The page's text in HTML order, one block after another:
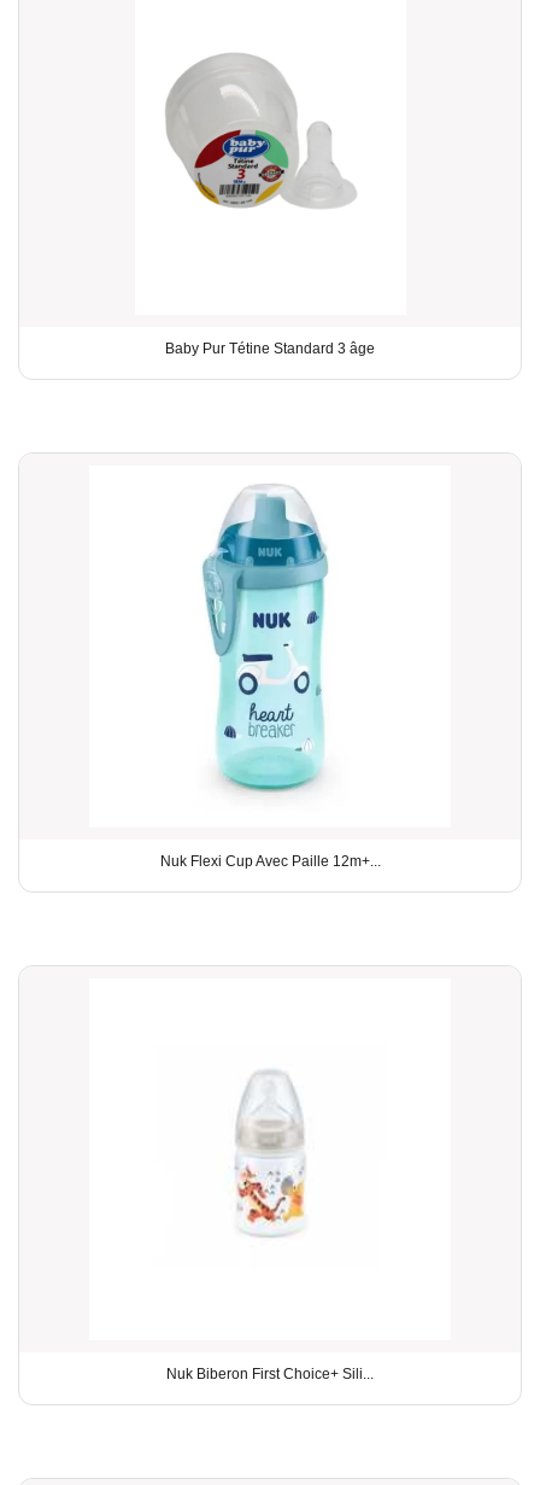
Baby Pur Tétine Standard 3 âge
Nuk Flexi Cup Avec Paille 12m+...
Nuk Biberon First Choice+ Sili...